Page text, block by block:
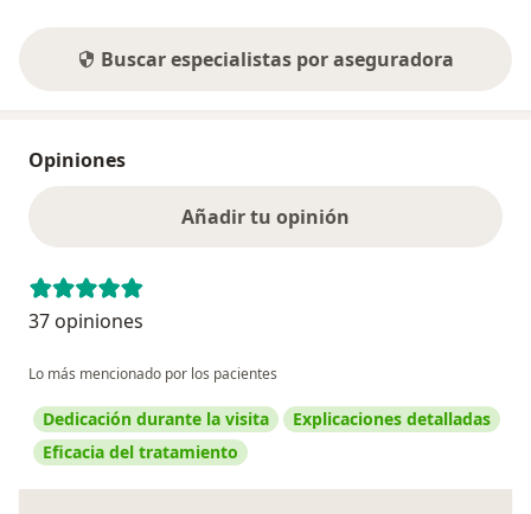
Buscar especialistas por aseguradora
Opiniones
Añadir tu opinión
37 opiniones
Lo más mencionado por los pacientes
Dedicación durante la visita
Explicaciones detalladas
Eficacia del tratamiento